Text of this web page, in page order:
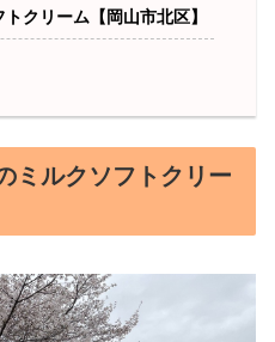
クリーム【岡山市北区】
ミルクソフトクリー